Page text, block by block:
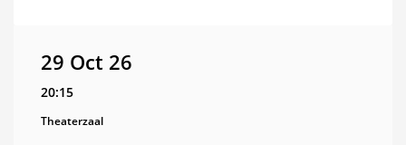
29 Oct 26
20:15
Theaterzaal